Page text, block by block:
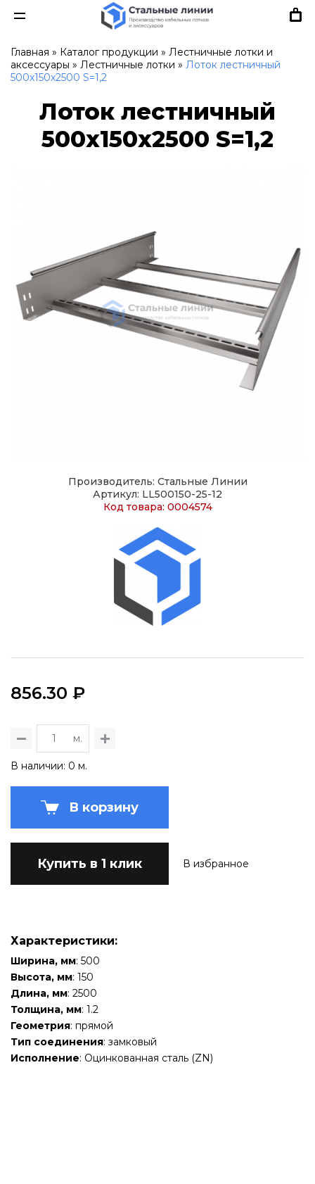
Главная » Каталог продукции » Лестничные лотки и
аксессуары » Лестничные лотки » Лоток лестничный
500х150х2500 S=1,2
Лоток лестничный
500х150х2500 S=1,2
Производитель: Стальные Линии
Артикул: LL500150-25-12
Код товара: 0004574
856.30 ₽
м.
В наличии: 0 м.
В корзину
Купить в 1 клик В избранное
Характеристики:
Ширина, мм: 500
Высота, мм: 150
Длина, мм: 2500
Толщина, мм: 1.2
Геометрия: прямой
Тип соединения: замковый
Исполнение: Оцинкованная сталь (ZN)